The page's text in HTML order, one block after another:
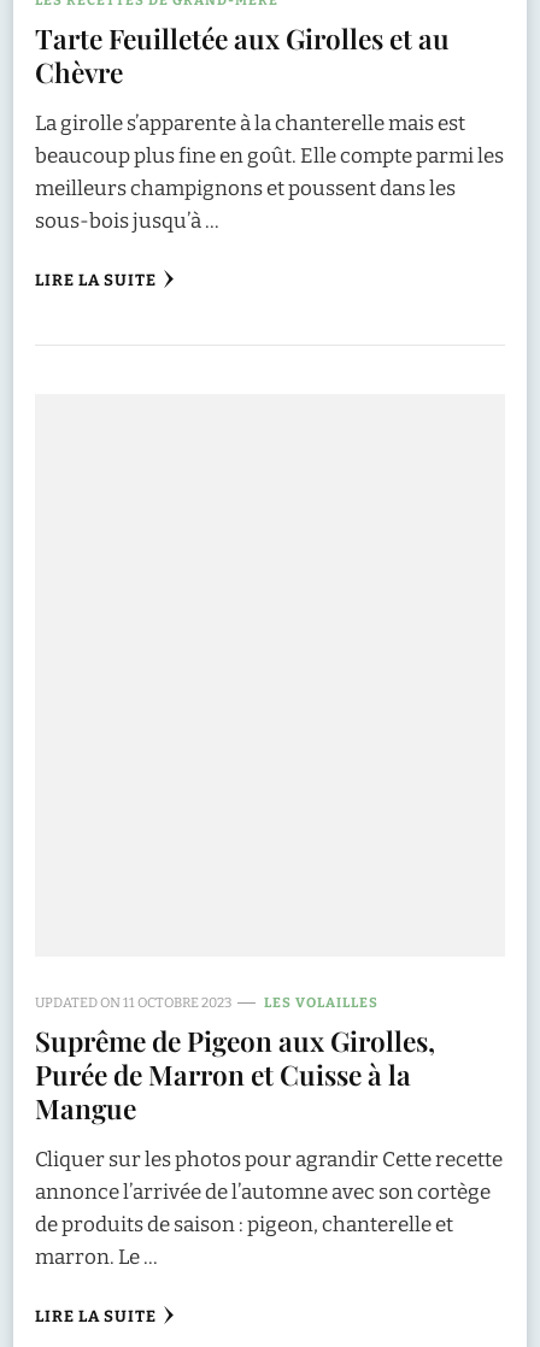
Tarte Feuilletée aux Girolles et au
Chèvre
La girolle s’apparente à la chanterelle mais est
beaucoup plus fine en goût. Elle compte parmi les
meilleurs champignons et poussent dans les
sous-bois jusqu’à …
LIRE LA SUITE
UPDATED ON11 OCTOBRE 2023 LES VOLAILLES
Suprême de Pigeon aux Girolles,
Purée de Marron et Cuisse à la
Mangue
Cliquer sur les photos pour agrandir Cette recette
annonce l’arrivée de l’automne avec son cortège
de produits de saison : pigeon, chanterelle et
marron. Le …
LIRE LA SUITE